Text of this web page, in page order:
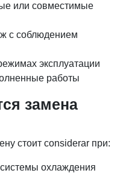
или совместимые
с соблюдением
эксплуатации
работы
замена
стоит considerar при:
охлаждения